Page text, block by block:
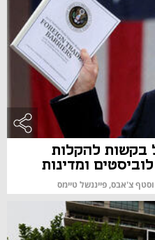
בקשות להקלות
ומדינות
וסטף צ'אבס, פייננשל טיימס